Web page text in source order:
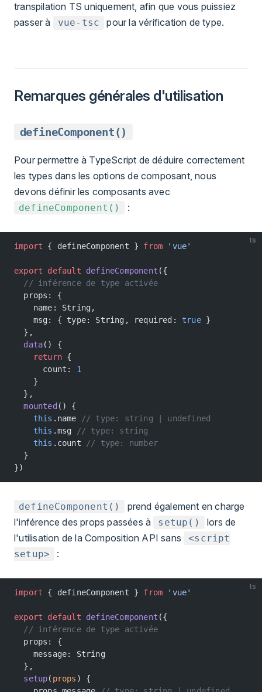
transpilation TS uniquement, afin que vous puissiez
passer à
vue-tsc pour la vérification de type.
Remarques générales d'utilisation
defineComponent()
Pour permettre à TypeScript de déduire correctement
les types dans les options de composant, nous
devons définir les composants avec
defineComponent() :
ts
import { defineComponent } from 'vue'
export default defineComponent ({
  // inférence de type activée
  props: {
    name: String,
    msg: { type: String, required:
true }
  },
  data
() {
    return
{
      count:
1
    }
  },
  mounted
() {
    this
.name
// type: string | undefined
    this
.msg
// type: string
    this
.count
// type: number
  }
})
defineComponent()
prend également en charge
l'inférence des props passées à
setup()
lors de
l'utilisation de la Composition API sans
<script
setup>
:
ts
import { defineComponent } from 'vue'
export default defineComponent ({
  // inférence de type activée
  props: {
    message: String
  },
  setup
( props ) {